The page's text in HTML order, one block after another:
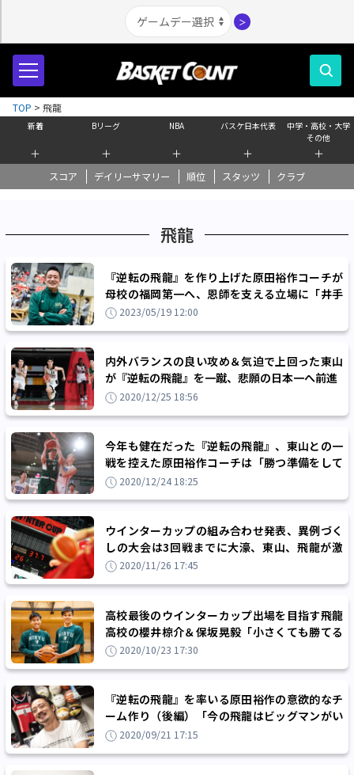
＞
新着
＋
Bリーグ
＋
NBA
＋
バスケ日本代表
＋
中学・高校・大学
その他
＋
スコア デイリーサマリー 順位 スタッツ クラブ
TOP > 飛龍
飛龍
『逆転の飛龍』を作り上げた原田裕作コーチが
母校の福岡第一へ、恩師を支える立場に「井手
口先生の思いをしっかり伝えたい」
2023/05/19 12:00
内外バランスの良い攻め＆気迫で上回った東山
が『逆転の飛龍』を一蹴、悲願の日本一へ前進
2020/12/25 18:56
今年も健在だった『逆転の飛龍』、東山との一
戦を控えた原田裕作コーチは「勝つ準備をして
きた」2020/12/24 18:25
ウインターカップの組み合わせ発表、異例づく
しの大会は3回戦までに大濠、東山、飛龍が激
突するなど注目カード多数！
2020/11/26 17:45
高校最後のウインターカップ出場を目指す飛龍
高校の櫻井椋介＆保坂晃毅「小さくても勝てる
んだぞ、と証明したい」
2020/10/23 17:30
『逆転の飛龍』を率いる原田裕作の意欲的なチ
ーム作り（後編）「今の飛龍はビッグマンがい
ない、5アウトのバスケです」
2020/09/21 17:15